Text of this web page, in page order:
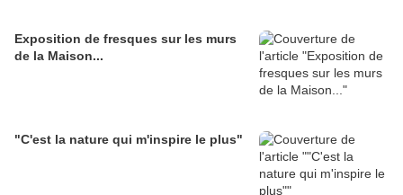
Exposition de fresques sur les murs
de la Maison...
"C'est la nature qui m'inspire le plus"